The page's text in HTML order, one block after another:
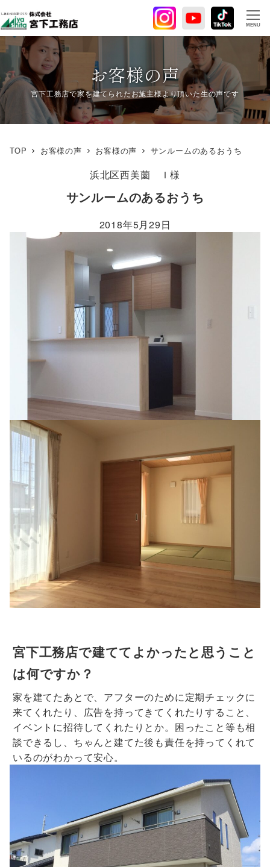
イ
ン
コ
テ
ン
ツ
へ
MENU
お客様の声
TOP お客様の声 お客様の声 サンルームのあるおうち
浜北区西美薗 Ｉ様
サンルームのあるおうち
2018年5月29日
宮下工務店で建ててよかったと思うこと
は何ですか？
家を建てたあとで、アフターのために定期チェックに
来てくれたり、広告を持ってきてくれたりすること、
イベントに招待してくれたりとか。困ったこと等も相
談できるし、ちゃんと建てた後も責任を持ってくれて
いるのがわかって安心。